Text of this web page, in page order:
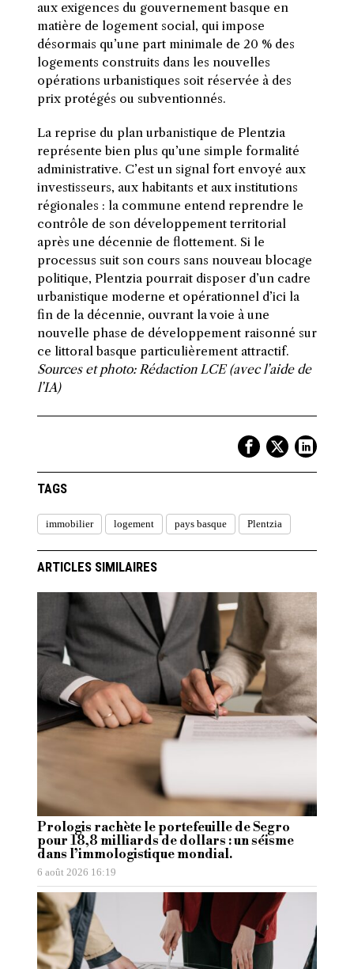
aux exigences du gouvernement basque en
matière de logement social, qui impose
désormais qu’une part minimale de 20 % des
logements construits dans les nouvelles
opérations urbanistiques soit réservée à des
prix protégés ou subventionnés.
La reprise du plan urbanistique de Plentzia
représente bien plus qu’une simple formalité
administrative. C’est un signal fort envoyé aux
investisseurs, aux habitants et aux institutions
régionales : la commune entend reprendre le
contrôle de son développement territorial
après une décennie de flottement. Si le
processus suit son cours sans nouveau blocage
politique, Plentzia pourrait disposer d’un cadre
urbanistique moderne et opérationnel d’ici la
fin de la décennie, ouvrant la voie à une
nouvelle phase de développement raisonné sur
ce littoral basque particulièrement attractif.
Sources et photo: Rédaction LCE (avec l’aide de
l’IA)
TAGS
immobilier logement pays basque Plentzia
ARTICLES SIMILAIRES
Prologis rachète le portefeuille de Segro
pour 18,8 milliards de dollars : un séisme
dans l’immologistique mondial.
6 août 2026 16:19